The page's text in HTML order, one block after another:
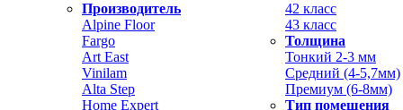
Производитель
Alpine Floor
Fargo
Art East
Vinilam
Alta Step
Home Expert
42 класс
43 класс
Толщина
Тонкий 2-3 мм
Средний (4-5,7мм)
Премиум (6-8мм)
Тип помещения